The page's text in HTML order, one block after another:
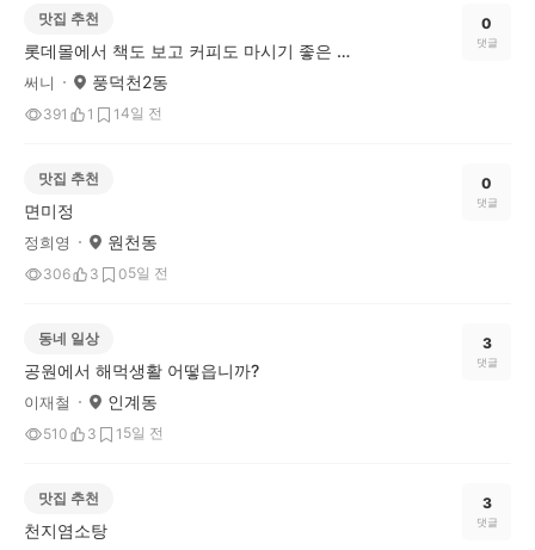
맛집 추천
롯데몰에서 책도 보고 커피도 마시기 좋은 미소비카페
써니 풍덕천2동
391 1 14일 전
0
댓글
맛집 추천
면미정
정희영 원천동
306 3 05일 전
0
댓글
동네 일상
공원에서 해먹생활 어떻읍니까?
이재철 인계동
510 3 1 5일 전
3
댓글
맛집 추천
천지염소탕
3
댓글